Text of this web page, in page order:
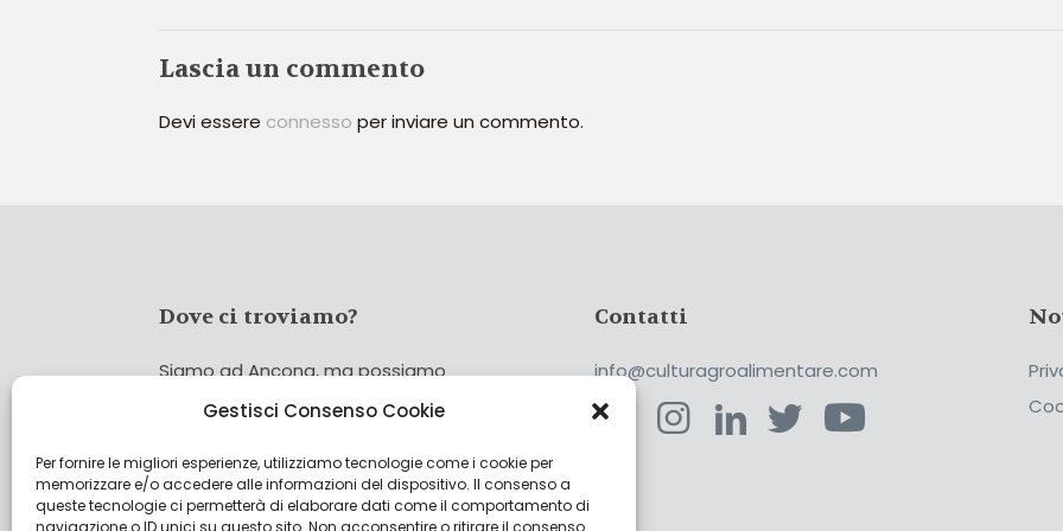
Gestisci Consenso Cookie
Per fornire le migliori esperienze, utilizziamo tecnologie come i cookie per
memorizzare e/o accedere alle informazioni del dispositivo. Il consenso a
queste tecnologie ci permetterà di elaborare dati come il comportamento di
navigazione o ID unici su questo sito. Non acconsentire o ritirare il consenso
Lascia un commento
Devi essere connesso per inviare un commento.
Dove ci troviamo?
Siamo ad Ancona, ma possiamo
coprire tutta Italia!
Cerca
Cerca
Contatti
info@culturagroalimentare.com